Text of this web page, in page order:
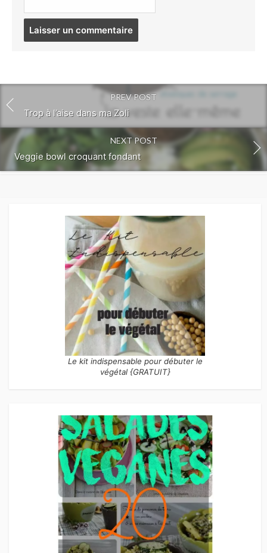
PREV POST
Trop à l’aise dans ma Zoli
NEXT POST
Veggie bowl croquant fondant
Le kit indispensable pour débuter le
végétal {GRATUIT}